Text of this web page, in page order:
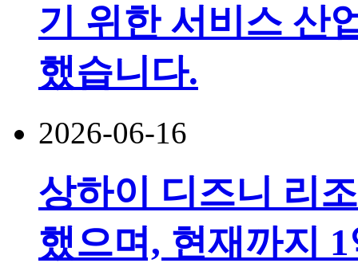
기 위한 서비스 산
했습니다.
2026-06-16
상하이 디즈니 리
했으며, 현재까지